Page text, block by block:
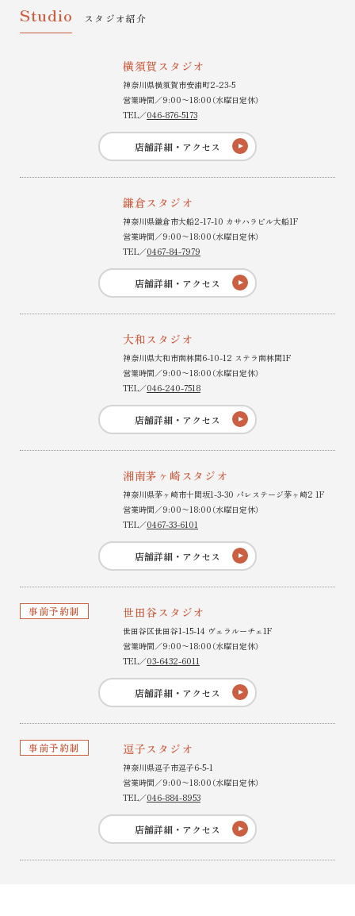
Studio スタジオ紹介
横須賀スタジオ
神奈川県横須賀市安浦町2-23-5
営業時間／9:00〜18:00（水曜日定休）
TEL／046-876-5173
店舗詳細・アクセス
鎌倉スタジオ
神奈川県鎌倉市大船2-17-10 カサハラビル大船1F
営業時間／9:00〜18:00（水曜日定休）
TEL／0467-84-7979
店舗詳細・アクセス
大和スタジオ
神奈川県大和市南林間6-10-12 ステラ南林間1F
営業時間／9:00〜18:00（水曜日定休）
TEL／046-240-7518
店舗詳細・アクセス
湘南茅ヶ崎スタジオ
神奈川県茅ヶ崎市十間坂1-3-30 パレステージ茅ヶ崎2 1F
営業時間／9:00〜18:00（水曜日定休）
TEL／0467-33-6101
店舗詳細・アクセス
事前予約制 世田谷スタジオ
世田谷区世田谷1-15-14 ヴェラルーチェ1F
営業時間／9:00〜18:00（水曜日定休）
TEL／03-6432-6011
店舗詳細・アクセス
事前予約制 逗子スタジオ
神奈川県逗子市逗子6-5-1
営業時間／9:00〜18:00（水曜日定休）
TEL／046-884-8953
店舗詳細・アクセス